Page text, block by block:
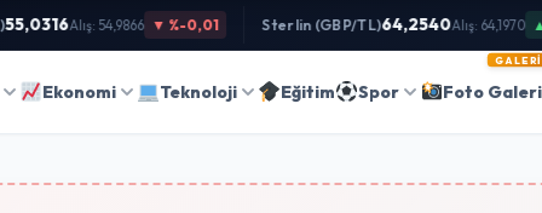
Alış: 54,9866 ▼ %-0,01 Sterlin (GBP/TL)64,2540Alış: 64,1970 ▲
Ekonomi Teknoloji Eğitim Spor Foto Galeri
GALERI